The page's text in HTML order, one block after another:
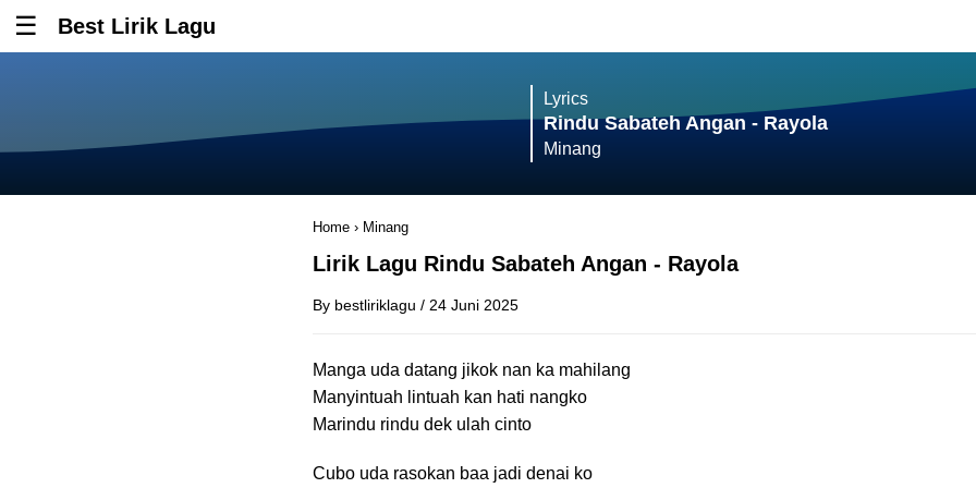
Tombol untuk membuka atau menutup menu
Best Lirik Lagu
Lyrics
Rindu Sabateh Angan - Rayola
Minang
Home › Minang
Lirik Lagu Rindu Sabateh Angan - Rayola
By bestliriklagu / 24 Juni 2025
Manga uda datang jikok nan ka mahilang
Manyintuah lintuah kan hati nangko
Marindu rindu dek ulah cinto
Cubo uda rasokan baa jadi denai ko